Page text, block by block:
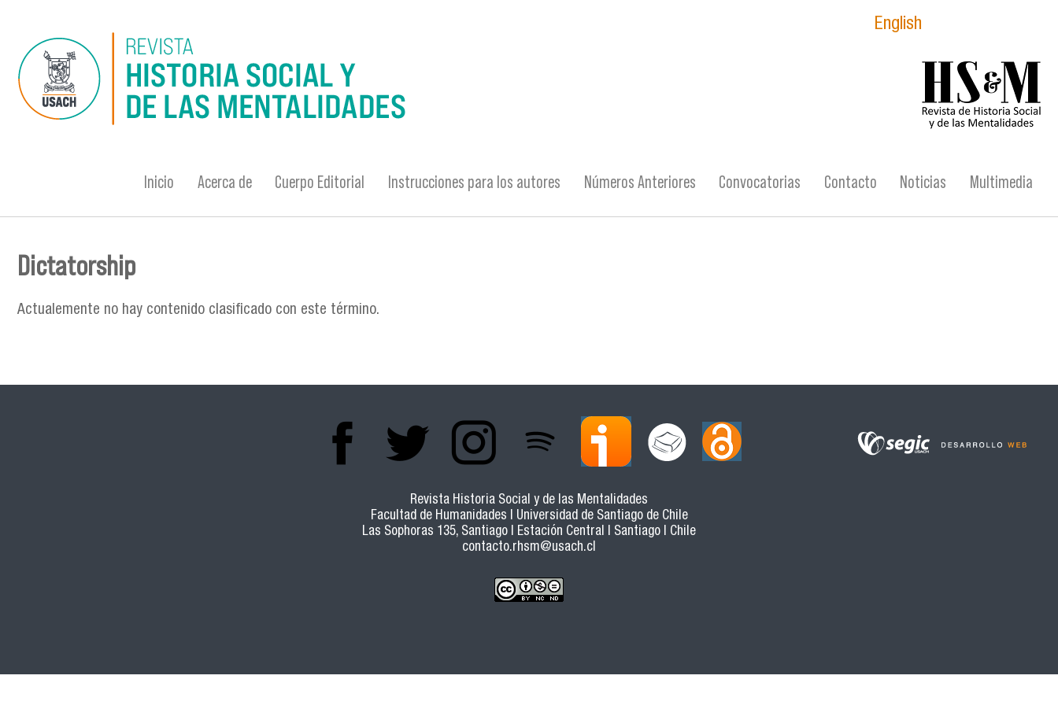
English
Inicio Acerca de Cuerpo Editorial Instrucciones para los autores Números Anteriores Convocatorias Contacto Noticias Multimedia
Se encuentra usted aquí
Dictatorship
Actualemente no hay contenido clasificado con este término.
Revista Historia Social y de las Mentalidades
Facultad de Humanidades | Universidad de Santiago de Chile
Las Sophoras 135, Santiago | Estación Central | Santiago | Chile
contacto.rhsm@usach.cl